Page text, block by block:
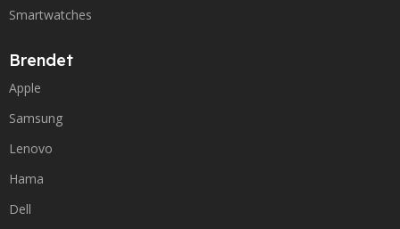
Smartwatches
Brendet
Apple
Samsung
Lenovo
Hama
Dell